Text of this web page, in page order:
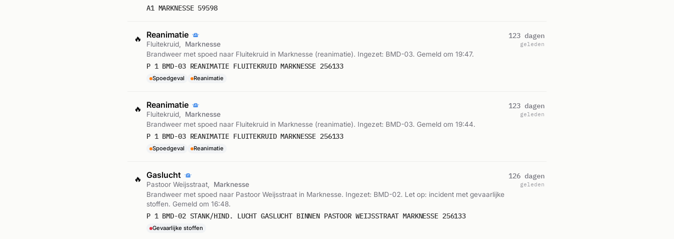
A1 MARKNESSE 59598
🔥 Reanimatie
Fluitekruid,
Marknesse
Brandweer met spoed naar Fluitekruid in Marknesse (reanimatie). Ingezet: BMD-03. Gemeld om 19:47.
P 1 BMD-03 REANIMATIE FLUITEKRUID MARKNESSE 256133
Spoedgeval Reanimatie
123 dagen
geleden
🔥 Reanimatie
Fluitekruid,
Marknesse
Brandweer met spoed naar Fluitekruid in Marknesse (reanimatie). Ingezet: BMD-03. Gemeld om 19:44.
P 1 BMD-03 REANIMATIE FLUITEKRUID MARKNESSE 256133
Spoedgeval Reanimatie
123 dagen
geleden
🔥 Gaslucht
Pastoor Weijsstraat,
Marknesse
Brandweer met spoed naar Pastoor Weijsstraat in Marknesse. Ingezet: BMD-02. Let op: incident met gevaarlijke
stoffen. Gemeld om 16:48.
P 1 BMD-02 STANK/HIND. LUCHT GASLUCHT BINNEN PASTOOR WEIJSSTRAAT MARKNESSE 256133
Gevaarlijke stoffen
126 dagen
geleden